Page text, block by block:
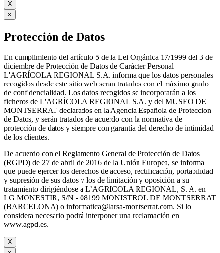
X
×
Protección de Datos
En cumplimiento del artículo 5 de la Lei Orgánica 17/1999 del 3 de
diciembre de Protección de Datos de Carácter Personal
L'AGRÍCOLA REGIONAL S.A. informa que los datos personales
recogidos desde este sitio web serán tratados con el máximo grado
de confidencialidad. Los datos recogidos se incorporarán a los
ficheros de L'AGRÍCOLA REGIONAL S.A. y del MUSEO DE
MONTSERRAT declarados en la Agencia Española de Proteccion
de Datos, y serán tratados de acuerdo con la normativa de
protección de datos y siempre con garantía del derecho de intimidad
de los clientes.
De acuerdo con el Reglamento General de Protección de Datos
(RGPD) de 27 de abril de 2016 de la Unión Europea, se informa
que puede ejercer los derechos de acceso, rectificación, portabilidad
y supresión de sus datos y los de limitación y oposición a su
tratamiento dirigiéndose a L’AGRICOLA REGIONAL, S. A. en
LG MONESTIR, S/N - 08199 MONISTROL DE MONTSERRAT
(BARCELONA) o informatica@larsa-montserrat.com. Si lo
considera necesario podrá interponer una reclamación en
www.agpd.es.
X